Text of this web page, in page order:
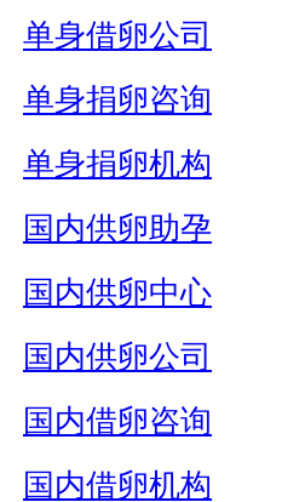
单身借卵公司
单身捐卵咨询
单身捐卵机构
国内供卵助孕
国内供卵中心
国内供卵公司
国内借卵咨询
国内借卵机构